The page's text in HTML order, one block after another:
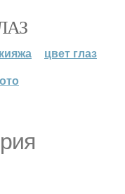
цвет глаз